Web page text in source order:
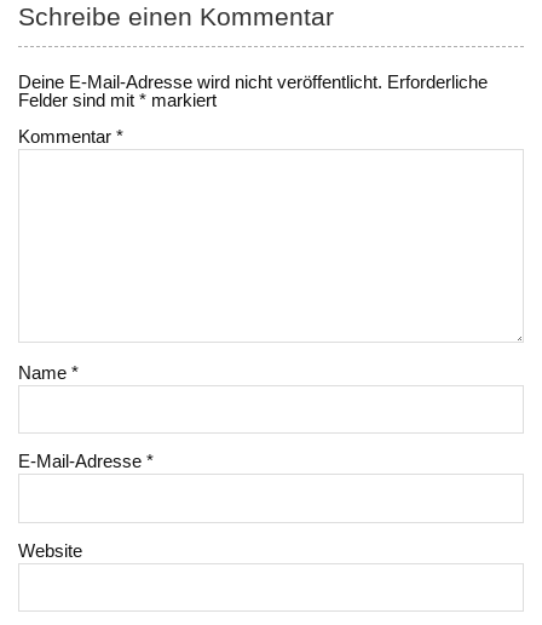
Schreibe einen Kommentar
Deine E-Mail-Adresse wird nicht veröffentlicht. Erforderliche
Felder sind mit* markiert
Kommentar*
Name*
E-Mail-Adresse*
Website